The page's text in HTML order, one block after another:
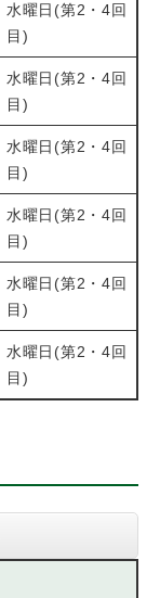
水曜日(第2・4回
目)
水曜日(第2・4回
目)
水曜日(第2・4回
目)
水曜日(第2・4回
目)
水曜日(第2・4回
目)
水曜日(第2・4回
目)